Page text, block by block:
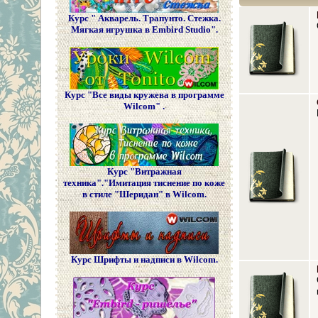
Курс " Акварель. Трапунто. Стежка.
Мягкая игрушка в Embird Studio".
Курс "Все виды кружева в программе
Wilcom" .
Курс "Витражная
техника"."Имитация тиснение по коже
в стиле "Шеридан" в Wilcom.
Курс Шрифты и надписи в Wilcom.